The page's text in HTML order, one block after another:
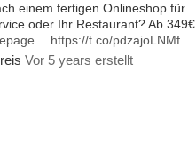
einem fertigen Onlineshop für
oder Ihr Restaurant? Ab 349€
https://t.co/pdzajoLNMf
Vor 5 years erstellt